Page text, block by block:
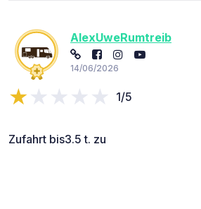
AlexUweRumtreib
14/06/2026
1/5
Zufahrt bis3.5 t. zu